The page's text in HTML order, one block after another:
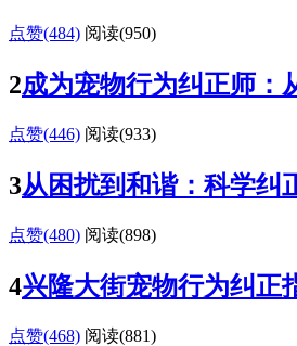
点赞(484) 阅读(950)
2成为宠物行为纠正师：
点赞(446) 阅读(933)
3从困扰到和谐：科学纠
点赞(480) 阅读(898)
4兴隆大街宠物行为纠正
点赞(468) 阅读(881)